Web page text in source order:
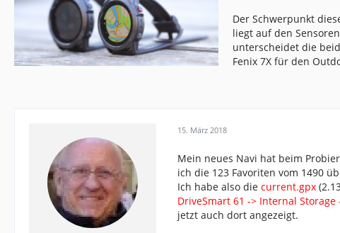
Der Schwerpunkt
liegt auf den
unterscheidet die
Fenix 7X für den
15. März 2018
Mein neues Navi hat beim
ich die 123 Favoriten vom 1490
Ich habe also die current.gpx
DriveSmart 61 -> Internal Storage
jetzt auch dort angezeigt.